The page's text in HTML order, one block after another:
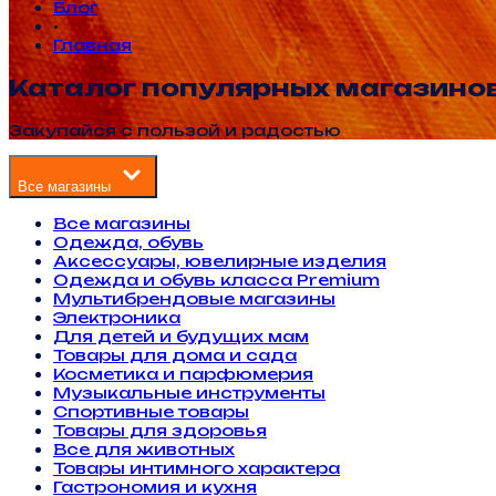
Блог
•
Главная
Каталог популярных
Закупайся с пользой и радостью
Все магазины
Все магазины
Одежда, обувь
Аксессуары, ювелирные изделия
Одежда и обувь класса Premium
Мультибрендовые магазины
Электроника
Для детей и будущих мам
Товары для дома и сада
Косметика и парфюмерия
Музыкальные инструменты
Спортивные товары
Товары для здоровья
Все для животных
Товары интимного характера
Гастрономия и кухня